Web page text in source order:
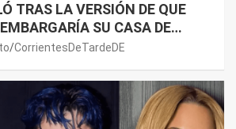
TRAS LA VERSIÓN DE QUE
SU CASA DE
RASCAR DE ALGÚN
CorrientesDeTardeDE